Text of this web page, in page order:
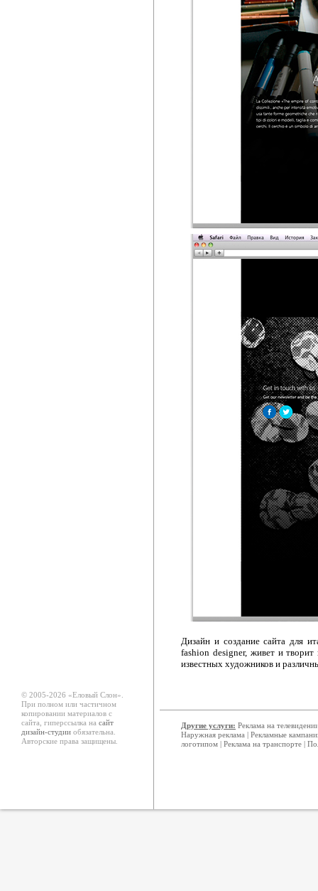
Дизайн и создание сайта для
fashion designer, живет и творит
известных художников и
© 2005-2026 «Еловый Cлон».
При полном или частичном
копировании материалов с
сайта, гиперссылка на сайт
дизайн-студии обязательна.
Авторские права защищены.
Другие услуги: Реклама на
Наружная реклама
Рекламные
логотипом
Реклама на транспорте